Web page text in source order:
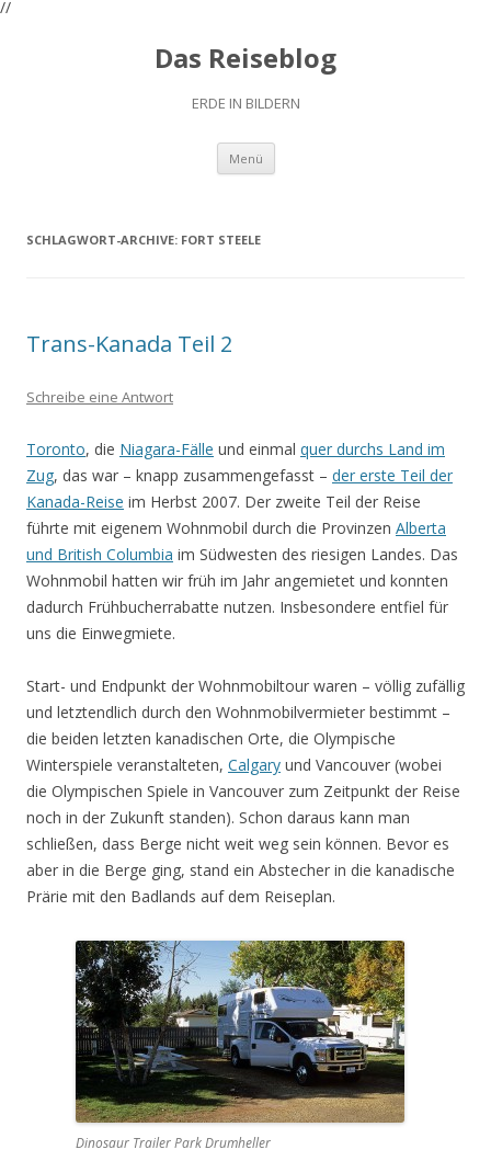
//
Das Reiseblog
ERDE IN BILDERN
Menü Zum
springen
SCHLAGWORT-ARCHIVE: FORT STEELE
Trans-Kanada Teil 2
Schreibe eine Antwort
Toronto, die Niagara-Fälle und einmal quer durchs Land im
Zug, das war – knapp zusammengefasst – der erste Teil der
Kanada-Reise im Herbst 2007. Der zweite Teil der Reise
führte mit eigenem Wohnmobil durch die Provinzen Alberta
und British Columbia im Südwesten des riesigen Landes. Das
Wohnmobil hatten wir früh im Jahr angemietet und konnten
dadurch Frühbucherrabatte nutzen. Insbesondere entfiel für
uns die Einwegmiete.
Start- und Endpunkt der Wohnmobiltour waren – völlig zufällig
und letztendlich durch den Wohnmobilvermieter bestimmt –
die beiden letzten kanadischen Orte, die Olympische
Winterspiele veranstalteten, Calgary und Vancouver (wobei
die Olympischen Spiele in Vancouver zum Zeitpunkt der Reise
noch in der Zukunft standen). Schon daraus kann man
schließen, dass Berge nicht weit weg sein können. Bevor es
aber in die Berge ging, stand ein Abstecher in die kanadische
Prärie mit den Badlands auf dem Reiseplan.
Dinosaur Trailer Park Drumheller